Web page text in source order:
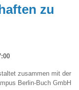
zu
zusammen mit der
Berlin-Buch GmbH